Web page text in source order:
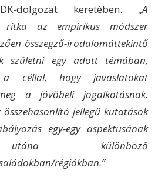
dolgozat keretében. „A
ritka az empirikus módszer
összegző-irodalomáttekintő
születni egy adott témában,
céllal, hogy javaslatokat
a jövőbeli jogalkotásnak.
összehasonlító jellegű kutatások
egy-egy aspektusának
különböző
régiókban.”